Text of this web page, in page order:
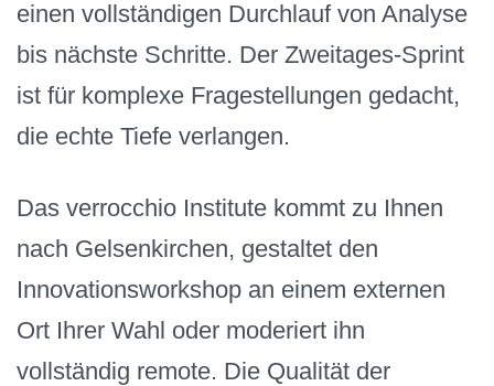
einen vollständigen Durchlauf von Analyse
bis nächste Schritte. Der Zweitages-Sprint
ist für komplexe Fragestellungen gedacht,
die echte Tiefe verlangen.
Das verrocchio Institute kommt zu Ihnen
nach Gelsenkirchen, gestaltet den
Innovationsworkshop an einem externen
Ort Ihrer Wahl oder moderiert ihn
vollständig remote. Die Qualität der